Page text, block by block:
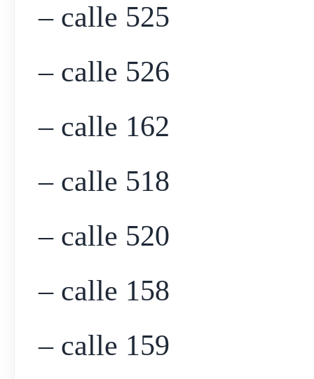
– calle 525
– calle 526
– calle 162
– calle 518
– calle 520
– calle 158
– calle 159